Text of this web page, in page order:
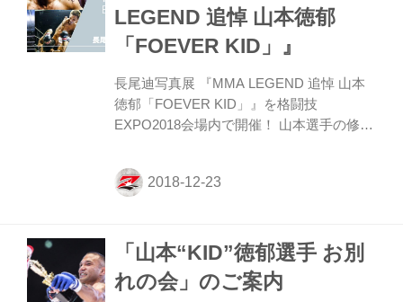
LEGEND 追悼 山本徳郁
「FOEVER KID」』
長尾迪写真展 『MMA LEGEND 追悼 山本
徳郁「FOEVER KID」』を格闘技
EXPO2018会場内で開催！ 山本選手の修斗
試合写真を中心に、30点のパネルを展示。
また、オリジナルプリントの販売も行い、
幸選手の写真など、合計50点以上の写真で
構成されます。 両選手が歩んできた数々の
激闘の瞬間をおさめてきた長尾氏の写真展
「山本“KID”徳郁選手 お別
れの会」のご案内